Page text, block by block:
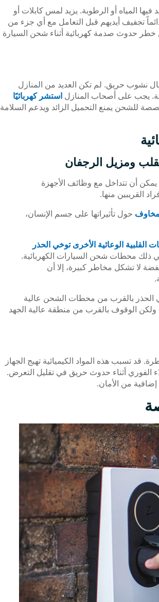
المياه أو الرطوبة. يزيد لمس كابلات أو
تجفيف أيديهم قبل التعامل مع أي جزء من
خطر حدوث صدمة كهربائية أثناء شحن السيارة
نشوب حريق. لم تكن العديد من المنازل
يجب على أصحاب المنازل استشر كهربائيًا
للشحن يمنع التحميل الزائد ويدعم السلامة
ومزيل الرجفان
يمكن أن تتداخل مع وظائف الأجهزة
القريبين منها.
حول تأثيراتها على جسم الإنسان،
الوعائية الأخرى توخي الحذر
ذلك محطات شحن السيارات الكهربائية.
لا تشكل مخاطر كبيرة، إلا أن
الحذر بالقرب من محطات الشحن عالية
ولكن الوقوف بالقرب من منطقة عالية الجهد
قد تسبب هذه المواد الكيميائية تهيج الجهاز
الفوري أثناء حدوث حريق في تقليل التعرض.
من الأمان.